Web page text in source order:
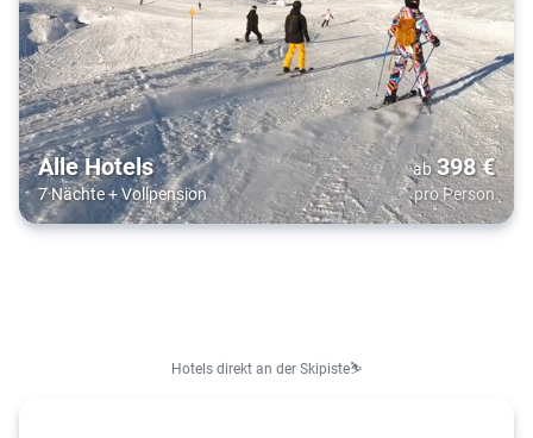
Alle Hotels
7 Nächte+Vollpension
ab 398€
pro Person
Hotels direkt an der Skipiste⛷️